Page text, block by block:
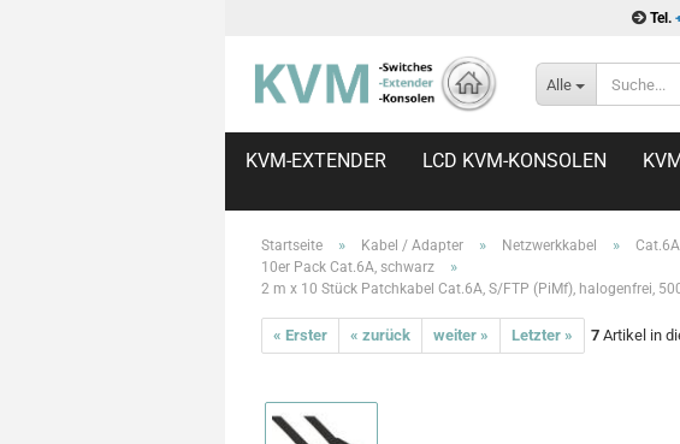
Tel.
Alle
KVM-EXTENDER LCD KVM-KONSOLEN
Startseite » Kabel / Adapter » Netzwerkkabel »
10er Pack Cat.6A, schwarz »
2 m x 10 Stück Patchkabel Cat.6A, S/FTP (PiMf), halogenfrei,
« Erster « zurück weiter » Letzter » 7 Artikel in